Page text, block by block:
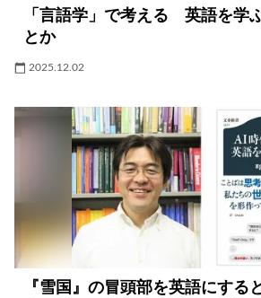
「言語学」で考える 英語を学
とか
2025.12.02
『雪国』の冒頭部を英語にす